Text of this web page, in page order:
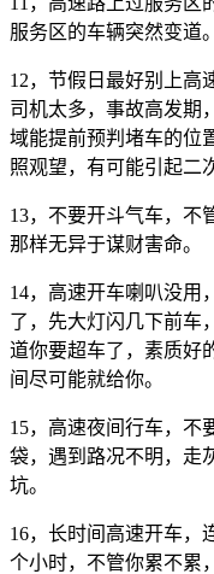
服务区的车辆突然变道。
12，节假日最好别上高
司机太多，事故高发期
域能提前预判堵车的位
照观望，有可能引起二
13，不要开斗气车，不
那样无异于谋财害命。
14，高速开车喇叭没用
了，先大灯闪几下前车
道你要超车了，素质好
间尽可能就给你。
15，高速夜间行车，不
袋，遇到路况不明，走
坑。
16，长时间高速开车，
个小时，不管你累不累